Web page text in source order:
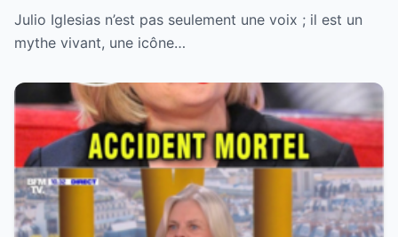
sa santé, la légende se livre enfin
Julio Iglesias n’est pas seulement une voix ; il est un
mythe vivant, une icône…